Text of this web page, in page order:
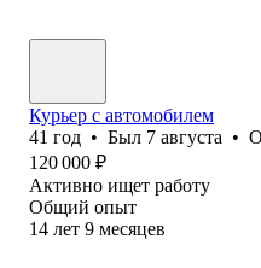
Курьер с автомобилем
41 год • Был 7 августа •
120 000 ₽
Активно ищет работу
Общий опыт
14 лет 9 месяцев